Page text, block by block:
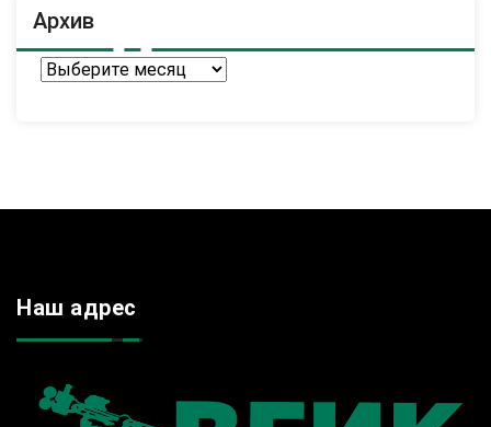
Архив
Архив
Наш адрес